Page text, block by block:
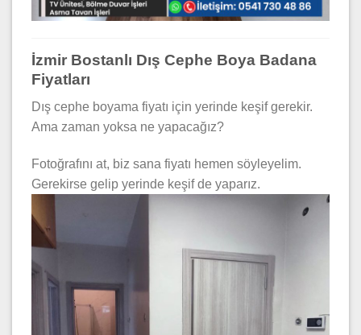
İzmir Bostanlı Dış Cephe Boya Badana
Fiyatları
Dış cephe boyama fiyatı için yerinde keşif gerekir.
Ama zaman yoksa ne yapacağız?
Fotoğrafını at, biz sana fiyatı hemen söyleyelim.
Gerekirse gelip yerinde keşif de yaparız.